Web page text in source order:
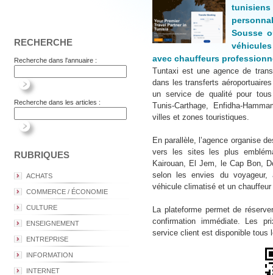
RECHERCHE
Recherche dans l'annuaire :
Recherche dans les articles :
RUBRIQUES
ACHATS
COMMERCE / ÉCONOMIE
CULTURE
ENSEIGNEMENT
ENTREPRISE
INFORMATION
INTERNET
Sousse
avec chauffeurs
Tuntaxi est une agence de
dans les transferts
un service de qualité pour
Tunis-Carthage, Enfidha-
villes et zones touristiques.
En parallèle, l’agence organise
vers les sites les plus
Kairouan, El Jem, le Cap Bon,
selon les envies du voyageur,
véhicule climatisé et un
La plateforme permet de
confirmation immédiate. Les
service client est disponible tous